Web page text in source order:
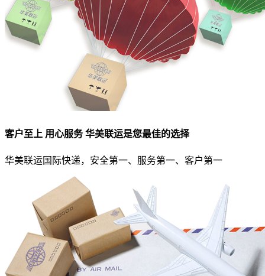
客户至上 用心服务 华美联运是您最佳的选择
华美联运国际快递，安全第一、服务第一、客户第一